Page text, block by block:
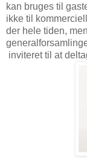
kan bruges til
ikke til
der hele tiden,
inviteret til at